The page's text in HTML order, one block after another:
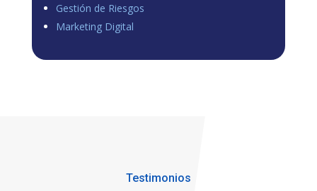
Gestión de Riesgos
Marketing Digital
Testimonios